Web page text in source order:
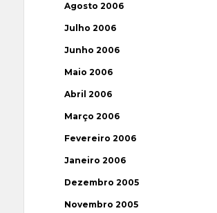
Agosto 2006
Julho 2006
Junho 2006
Maio 2006
Abril 2006
Março 2006
Fevereiro 2006
Janeiro 2006
Dezembro 2005
Novembro 2005